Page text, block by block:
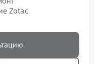
Zotac